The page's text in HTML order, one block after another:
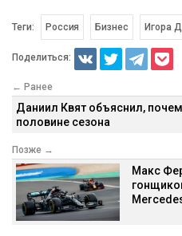
Теги: Россия Бизнес Игора
Поделиться:
← Ранее
Даниил Квят объяснил,
половине сезона
Позже →
Макс